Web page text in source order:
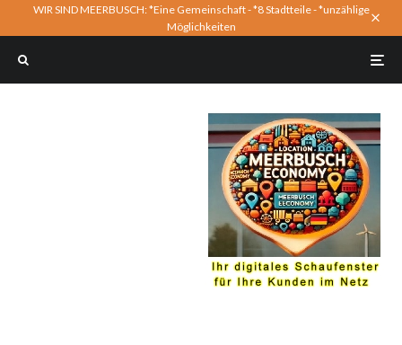
WIR SIND MEERBUSCH: *Eine Gemeinschaft - *8 Stadtteile - *unzählige
Möglichkeiten